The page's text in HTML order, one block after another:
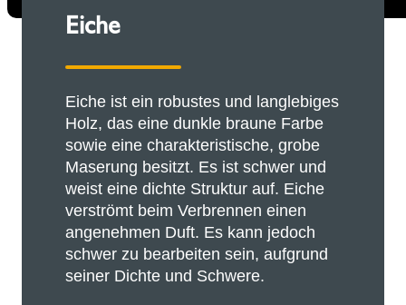
Eiche
Eiche ist ein robustes und langlebiges
Holz, das eine dunkle braune Farbe
sowie eine charakteristische, grobe
Maserung besitzt. Es ist schwer und
weist eine dichte Struktur auf. Eiche
verströmt beim Verbrennen einen
angenehmen Duft. Es kann jedoch
schwer zu bearbeiten sein, aufgrund
seiner Dichte und Schwere.